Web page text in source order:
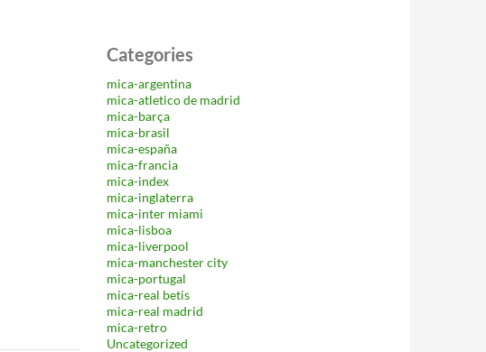
Categories
mica-argentina
mica-atletico de madrid
mica-barça
mica-brasil
mica-españa
mica-francia
mica-index
mica-inglaterra
mica-inter miami
mica-lisboa
mica-liverpool
mica-manchester city
mica-portugal
mica-real betis
mica-real madrid
mica-retro
Uncategorized